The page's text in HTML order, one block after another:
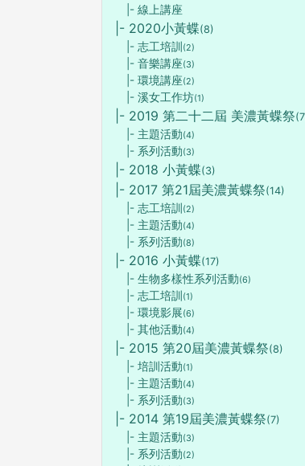
|- 線上講座
|- 2020小黃蝶(8)
|- 志工培訓 (2)
|- 音樂講座(3)
|- 環境講座(2)
|- 溪女工作坊(1)
|- 2019 第二十二屆 美濃黃蝶祭
|- 主題活動(4)
|- 系列活動(3)
|- 2018 小黃蝶(3)
|- 2017 第21屆美濃黃蝶祭(14)
|- 志工培訓 (2)
|- 主題活動(4)
|- 系列活動(8)
|- 2016 小黃蝶(17)
|- 生物多樣性系列活動(6)
|- 志工培訓 (1)
|- 環境影展(6)
|- 其他活動(4)
|- 2015 第20屆美濃黃蝶祭(8)
|- 培訓活動(1)
|- 主題活動(4)
|- 系列活動(3)
|- 2014 第19屆美濃黃蝶祭(7)
|- 主題活動(3)
|- 系列活動(2)